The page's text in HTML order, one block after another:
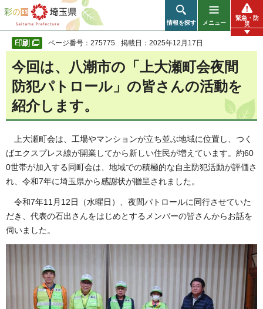
彩の国 埼玉県
情報を探す メニュー
緊急・防
災
ページ番号：275775 掲載日：2025年12月17日
今回は、八潮市の「上大瀬町会夜間
防犯パトロール」の皆さんの活動を
紹介します。
上大瀬町会は、工場やマンションが立ち並ぶ地域に位置し、つく
ばエクスプレス線が開業してから新しい住民が増えています。約60
0世帯が加入する同町会は、地域での積極的な自主防犯活動が評価さ
れ、令和7年に埼玉県から感謝状が贈呈されました。
令和7年11月12日（水曜日）、夜間パトロールに同行させていた
だき、代表の石出さんをはじめとするメンバーの皆さんからお話を
伺いました。